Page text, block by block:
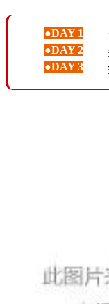
●DAY1
●DAY2
●DAY3